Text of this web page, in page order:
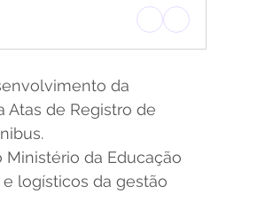
da
Atas de Registro de
da Educação
logísticos da gestão